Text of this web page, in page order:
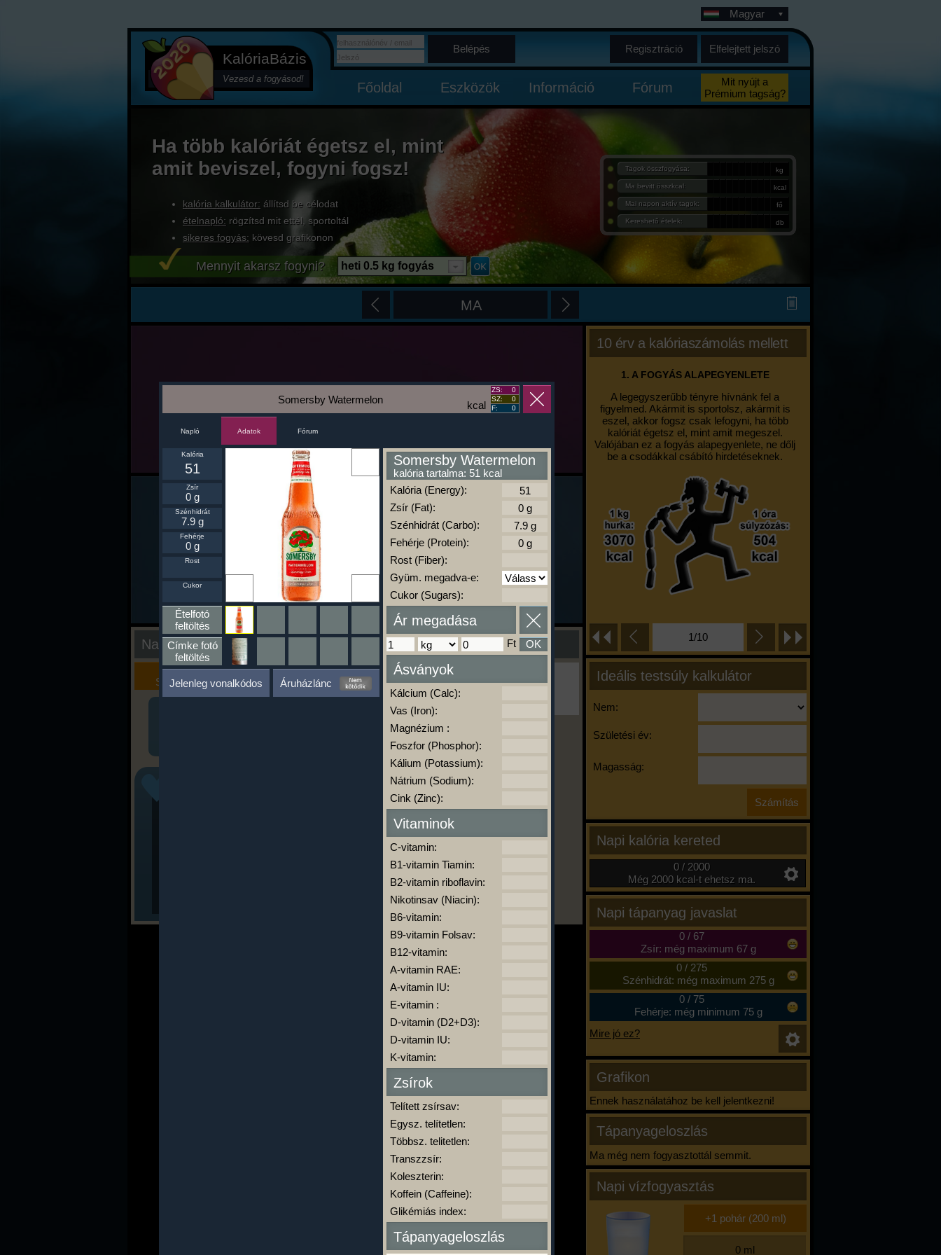
KalóriaBázis
Vezesd a fogyásod!
Magyar
Belépés Regisztráció Elfelejtett jelszó
Főoldal Eszközök Információ Fórum
Mit nyújt a
Prémium tagság?
Ha több kalóriát égetsz el, mint
amit beviszel, fogyni fogsz!
kalória kalkulátor: állítsd be célodat
ételnapló: rögzítsd mit ettél, sportoltál
sikeres fogyás: kövesd grafikonon
Tagok összfogyása: kg
Ma bevitt összkcal: kcal
Mai napon aktív tagok: fő
Kereshető ételek: db
Mennyit akarsz fogyni? heti 0.5 kg fogyás
MA
10 érv a kalóriaszámolás mellett
1. A FOGYÁS ALAPEGYENLETE
A legegyszerűbb tényre hívnánk fel a
figyelmed. Akármit is sportolsz, akármit is
eszel, akkor fogsz csak lefogyni, ha több
kalóriát égetsz el, mint amit megeszel.
Valójában ez a fogyás alapegyenlete, ne dőlj
be a csodákkal csábító hirdetéseknek.
1/10
Ideális testsúly kalkulátor
Nem:
Születési év:
Magasság:
Napi kalória kereted
0 / 2000
Még 2000 kcal-t ehetsz ma.
Napi tápanyag javaslat
0/ 67
Zsír: még maximum 67 g
0/ 275
Szénhidrát: még maximum 275 g
0/ 75
Fehérje: még minimum 75 g
Mire jó ez?
Grafikon
Ennek használatához be kell jelentkezni!
Tápanyageloszlás
Ma még nem fogyasztottál semmit.
Napi vízfogyasztás
Nap kiértékelése
Kalória
Szimulátor
Szöveges
Értékelés
Ha ma már nem eszel/sportolsz többet,
kattints a kiértékelésre!
A Kalória Szimulátor Prémium funkció.
-
kcal
Somersby Watermelon
ZS:
0
SZ:
0
F:
0
Napló Adatok Fórum
Kalória
51
Zsír
0 g
Szénhidrát
7.9 g
Fehérje
0 g
Rost
Cukor
Ételfotó
feltöltés
Címke fotó
feltöltés
Jelenleg vonalkódos Áruházlánc
Somersby Watermelon
kalória tartalma: 51 kcal
Kalória (Energy):
Zsír (Fat):
Szénhidrát (Carbo):
Fehérje (Protein):
Rost (Fiber):
Gyüm. megadva-e:
Cukor (Sugars):
Ár megadása
Ft OK
Ásványok
Kálcium (Calc):
Vas (Iron):
Magnézium :
Foszfor (Phosphor):
Kálium (Potassium):
Nátrium (Sodium):
Cink (Zinc):
Vitaminok
C-vitamin:
B1-vitamin Tiamin:
B2-vitamin riboflavin:
Nikotinsav (Niacin):
B6-vitamin:
B9-vitamin Folsav:
B12-vitamin:
A-vitamin RAE:
A-vitamin IU:
E-vitamin :
D-vitamin (D2+D3):
D-vitamin IU:
K-vitamin:
Zsírok
Telített zsírsav:
Egysz. telítetlen:
Többsz. telitetlen:
Transzzsír:
Koleszterin:
Koffein (Caffeine):
Glikémiás index:
Tápanyageloszlás